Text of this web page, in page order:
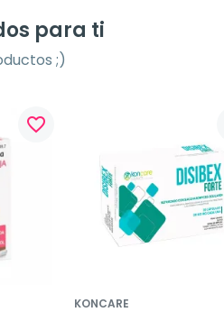
para ti
;)
favorite_border
KONCARE